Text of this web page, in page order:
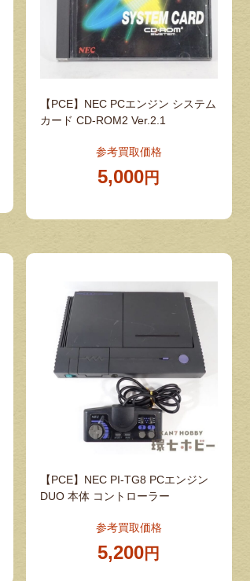
【PCE】NEC PCエンジン システム
カード CD-ROM2 Ver.2.1
参考買取価格
5,000円
【PCE】NEC PI-TG8 PCエンジン
DUO 本体 コントローラー
参考買取価格
5,200円